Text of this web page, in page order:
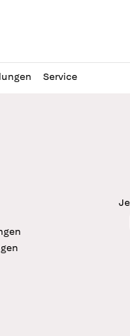
Service